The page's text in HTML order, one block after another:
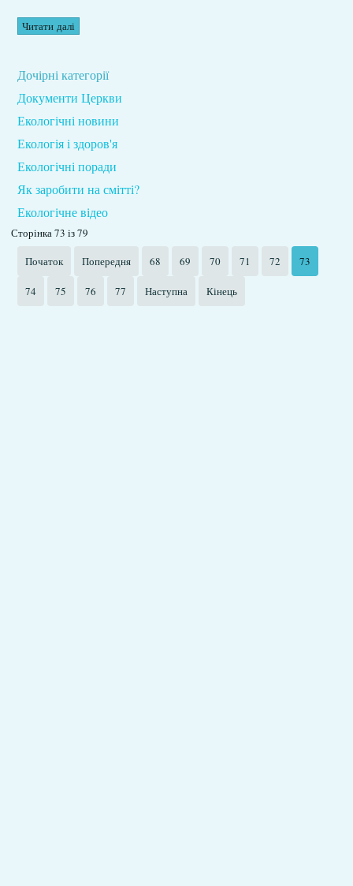
Читати далі
Дочірні категорії
Документи Церкви
Екологічні новини
Екологія і здоров'я
Екологічні поради
Як заробити на смітті?
Екологічне відео
Сторінка 73 із 79
Початок
Попередня 68 69 70 71 72 73
74 75 76 77 Наступна Кінець